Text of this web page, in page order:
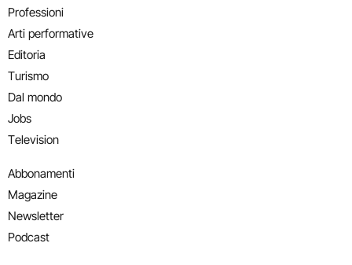
Professioni
Arti performative
Editoria
Turismo
Dal mondo
Jobs
Television
Abbonamenti
Magazine
Newsletter
Podcast